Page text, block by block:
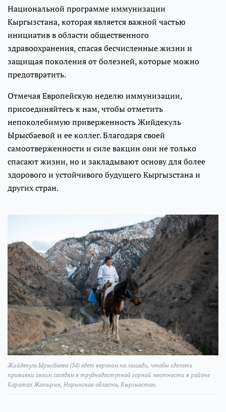
Национальной программе иммунизации
Кыргызстана, которая является важной частью
инициатив в области общественного
здравоохранения, спасая бесчисленные жизни и
защищая поколения от болезней, которые можно
предотвратить.
Отмечая Европейскую неделю иммунизации,
присоединяйтесь к нам, чтобы отметить
непоколебимую приверженность Жийдекуль
Ырысбаевой и ее коллег. Благодаря своей
самоотверженности и силе вакцин они не только
спасают жизни, но и закладывают основу для более
здорового и устойчивого будущего Кыргызстана и
других стран.
Жийдекуль Ырысбаева (54) едет верхном на лошади, чтобы сделать
прививки своим соседям в труднодоступной горной местности в районе
Каратал Жапырык, Нарынская область, Кыргызстан.